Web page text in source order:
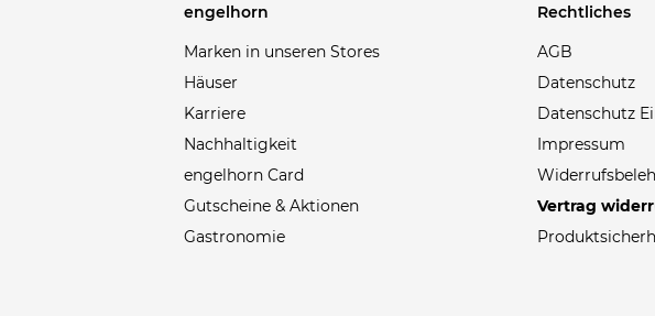
engelhorn
Marken in unseren Stores
Häuser
Karriere
Nachhaltigkeit
engelhorn Card
Gutscheine & Aktionen
Gastronomie
Rechtliches
AGB
Datenschutz
Datenschutz
Impressum
Vertrag